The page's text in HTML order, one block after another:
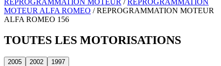
MOTEUR ALFA ROMEO /REPROGRAMMATION MOTEUR
ALFA ROMEO 156
TOUTES LES MOTORISATIONS
2005 2002 1997